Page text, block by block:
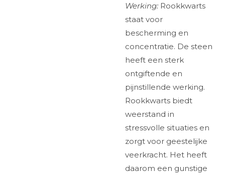
Werking: Rookkwarts
staat voor
bescherming en
concentratie. De steen
heeft een sterk
ontgiftende en
pijnstillende werking.
Rookkwarts biedt
weerstand in
stressvolle situaties en
zorgt voor geestelijke
veerkracht. Het heeft
daarom een gunstige